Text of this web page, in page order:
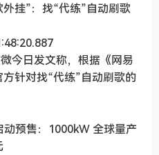
挂”：找“代练”自动刷歌
今日发文称，根据《网易
针对找“代练”自动刷歌的
预售：1000kW 全球量产